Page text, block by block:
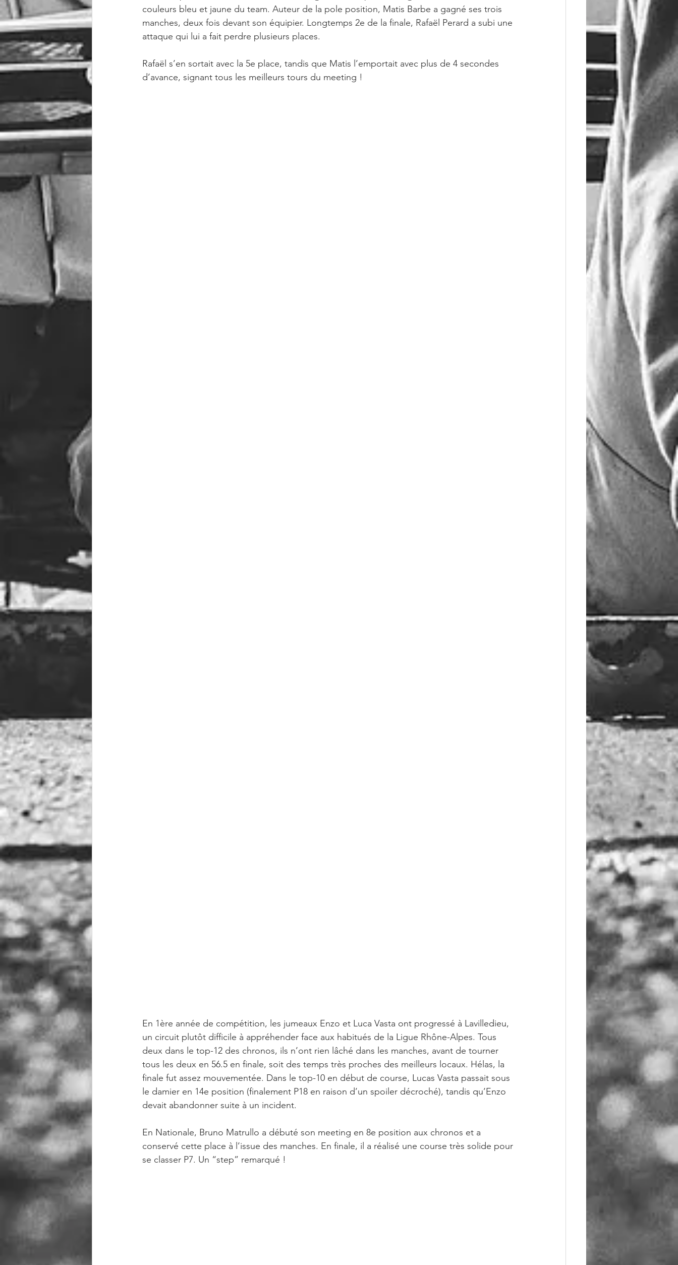
couleurs bleu et jaune du team. Auteur de la pole position, Matis Barbe a gagné ses trois
manches, deux fois devant son équipier. Longtemps 2e de la finale, Rafaël Perard a subi une
attaque qui lui a fait perdre plusieurs places.
Rafaël s’en sortait avec la 5e place, tandis que Matis l’emportait avec plus de 4 secondes
d’avance, signant tous les meilleurs tours du meeting !
En 1ère année de compétition, les jumeaux Enzo et Luca Vasta ont progressé à Lavilledieu,
un circuit plutôt difficile à appréhender face aux habitués de la Ligue Rhône-Alpes. Tous
deux dans le top-12 des chronos, ils n’ont rien lâché dans les manches, avant de tourner
tous les deux en 56.5 en finale, soit des temps très proches des meilleurs locaux. Hélas, la
finale fut assez mouvementée. Dans le top-10 en début de course, Lucas Vasta passait sous
le damier en 14e position (finalement P18 en raison d’un spoiler décroché), tandis qu’Enzo
devait abandonner suite à un incident.
En Nationale, Bruno Matrullo a débuté son meeting en 8e position aux chronos et a
conservé cette place à l’issue des manches. En finale, il a réalisé une course très solide pour
se classer P7. Un “step” remarqué !